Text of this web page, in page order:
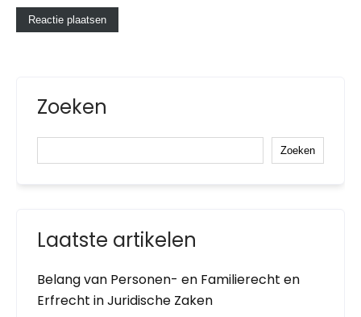
Zoeken
Zoeken
Laatste artikelen
Belang van Personen- en Familierecht en
Erfrecht in Juridische Zaken